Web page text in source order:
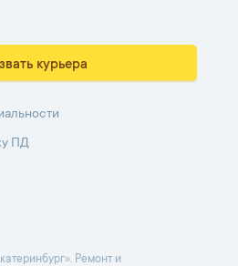
курьера
ПД
Ремонт и